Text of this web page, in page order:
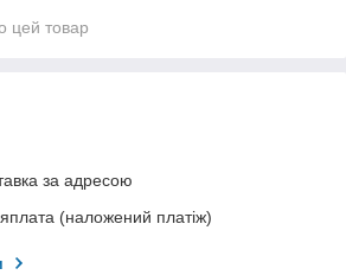
цей товар
за адресою
(наложений платіж)